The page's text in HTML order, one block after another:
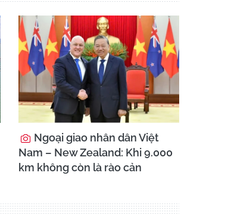
Ngoại giao nhân dân Việt
Nam – New Zealand: Khi 9.000
km không còn là rào cản